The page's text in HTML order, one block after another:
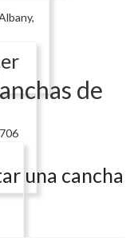
de
una cancha